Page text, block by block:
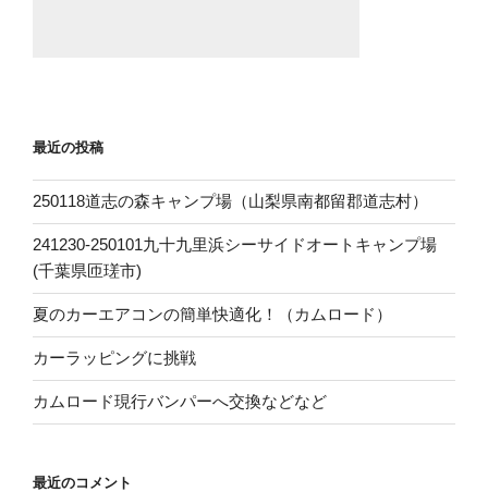
最近の投稿
250118道志の森キャンプ場（山梨県南都留郡道志村）
241230-250101九十九里浜シーサイドオートキャンプ場
(千葉県匝瑳市)
夏のカーエアコンの簡単快適化！（カムロード）
カーラッピングに挑戦
カムロード現行バンパーへ交換などなど
最近のコメント